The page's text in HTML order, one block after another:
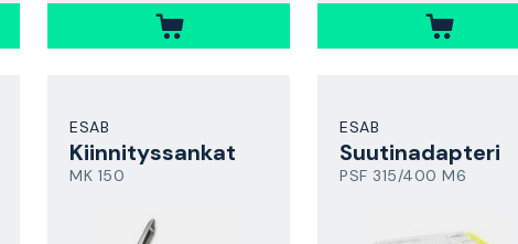
ESAB
Kiinnityssankat
MK 150
ESAB
Suutinadapteri
PSF 315/400 M6